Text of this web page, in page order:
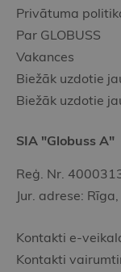
Privātuma
Par GLOBUSS
Vakances
Biežāk uzdotie
Biežāk uzdotie
SIA "Globuss A"
Reģ. Nr.
Jur. adrese:
Kontakti e-
Kontakti